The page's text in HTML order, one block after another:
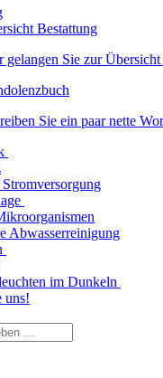
Bestattung
gelangen Sie zur
Sie ein paar nette
Abwasserreinigung
uns!